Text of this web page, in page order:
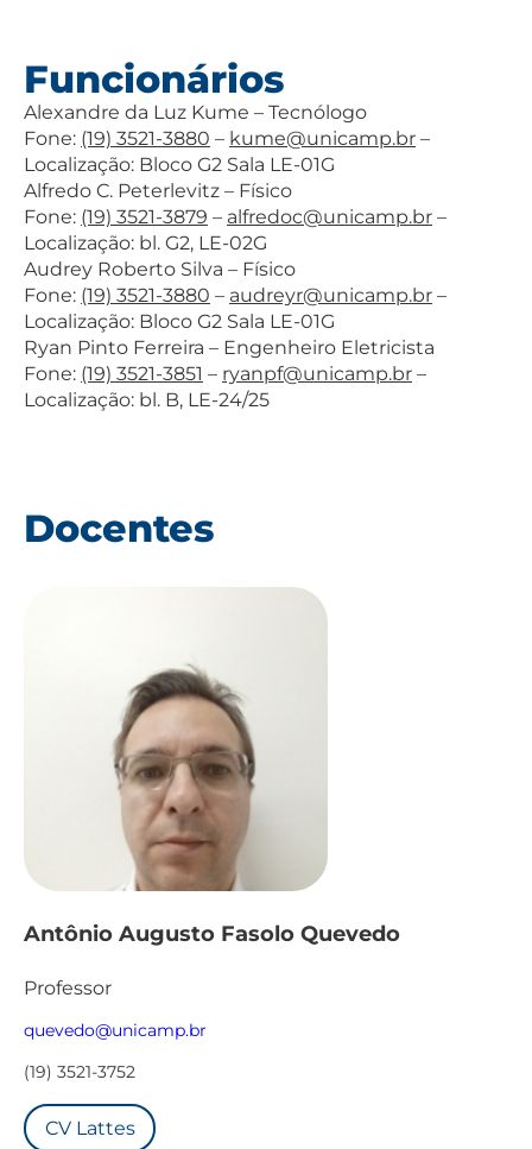
Funcionários
Alexandre da Luz Kume – Tecnólogo
Fone: (19) 3521-3880 – kume@unicamp.br –
Localização: Bloco G2 Sala LE-01G
Alfredo C. Peterlevitz – Físico
Fone: (19) 3521-3879 – alfredoc@unicamp.br –
Localização: bl. G2, LE-02G
Audrey Roberto Silva – Físico
Fone: (19) 3521-3880 – audreyr@unicamp.br –
Localização: Bloco G2 Sala LE-01G
Ryan Pinto Ferreira – Engenheiro Eletricista
Fone: (19) 3521-3851 – ryanpf@unicamp.br –
Localização: bl. B, LE-24/25
Docentes
Antônio Augusto Fasolo Quevedo
Professor
quevedo@unicamp.br
(19) 3521-3752
CV Lattes